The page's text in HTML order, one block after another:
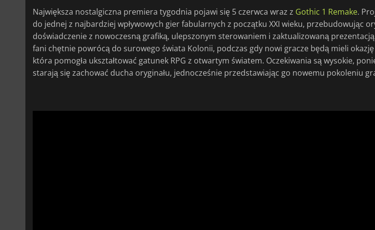
Największa nostalgiczna premiera tygodnia pojawi się 5 czerwca wraz z Gothic 1 Remake.
do jednej z najbardziej wpływowych gier fabularnych z początku XXI wieku, przebudowując
doświadczenie z nowoczesną grafiką, ulepszonym sterowaniem i zaktualizowaną
fani chętnie powrócą do surowego świata Kolonii, podczas gdy nowi gracze będą mieli
która pomogła ukształtować gatunek RPG z otwartym światem. Oczekiwania są wysokie,
starają się zachować ducha oryginału, jednocześnie przedstawiając go nowemu pokoleniu